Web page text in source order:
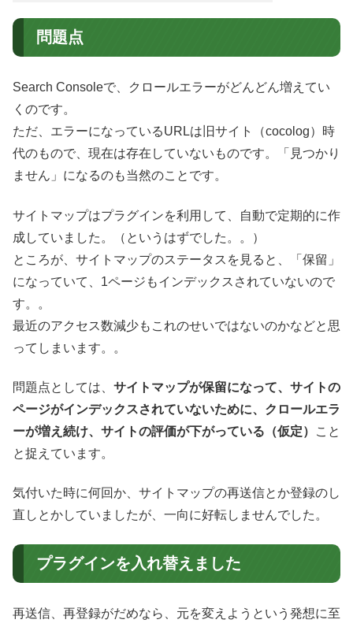
問題点
Search Consoleで、クロールエラーがどんどん増えてい
くのです。
ただ、エラーになっているURLは旧サイト（cocolog）時
代のもので、現在は存在していないものです。「見つかり
ません」になるのも当然のことです。
サイトマップはプラグインを利用して、自動で定期的に作
成していました。（というはずでした。。）
ところが、サイトマップのステータスを見ると、「保留」
になっていて、1ページもインデックスされていないので
す。。
最近のアクセス数減少もこれのせいではないのかなどと思
ってしまいます。。
問題点としては、 サイトマップが保留になって、サイトの
ページがインデックスされていないために、クロールエラ
ーが増え続け、サイトの評価が下がっている（仮定）
こと
と捉えています。
気付いた時に何回か、サイトマップの再送信とか登録のし
直しとかしていましたが、一向に好転しませんでした。
プラグインを入れ替えました
再送信、再登録がだめなら、元を変えようという発想に至